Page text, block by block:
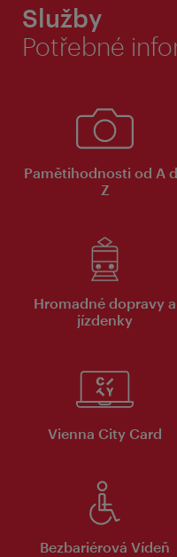
Služby
Potřebné
Pamětihodnosti od A
Z
Hromadné dopravy a
jízdenky
Vienna City Card
Bezbariérová Vídeň